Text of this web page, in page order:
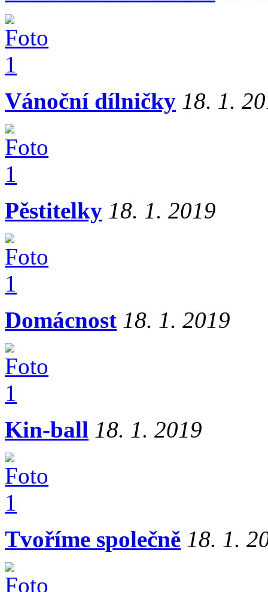
Vánoční dílničky 18. 1.
Pěstitelky 18. 1. 2019
Domácnost 18. 1. 2019
Kin-ball 18. 1. 2019
Tvoříme společně 18. 1.